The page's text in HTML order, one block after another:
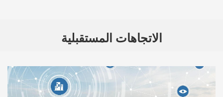
الاتجاهات المستقبلية